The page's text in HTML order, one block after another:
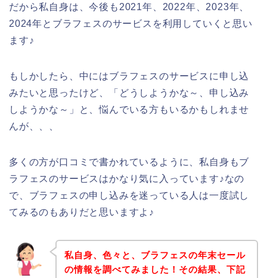
だから私自身は、今後も2021年、2022年、2023年、
2024年とブラフェスのサービスを利用していくと思い
ます♪
もしかしたら、中にはブラフェスのサービスに申し込
みたいと思ったけど、「どうしようかな～、申し込み
しようかな～」と、悩んでいる方もいるかもしれませ
んが、、、
多くの方が口コミで書かれているように、私自身もブ
ラフェスのサービスはかなり気に入っています♪なの
で、ブラフェスの申し込みを迷っている人は一度試し
てみるのもありだと思いますよ♪
私自身、色々と、ブラフェスの年末セール
の情報を調べてみました！その結果、下記